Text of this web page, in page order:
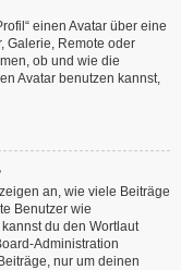
einen Avatar über eine
Galerie, Remote oder
ob und wie die
Avatar benutzen kannst,
an, wie viele Beiträge
Benutzer wie
du den Wortlaut
Administration
nur um deinen